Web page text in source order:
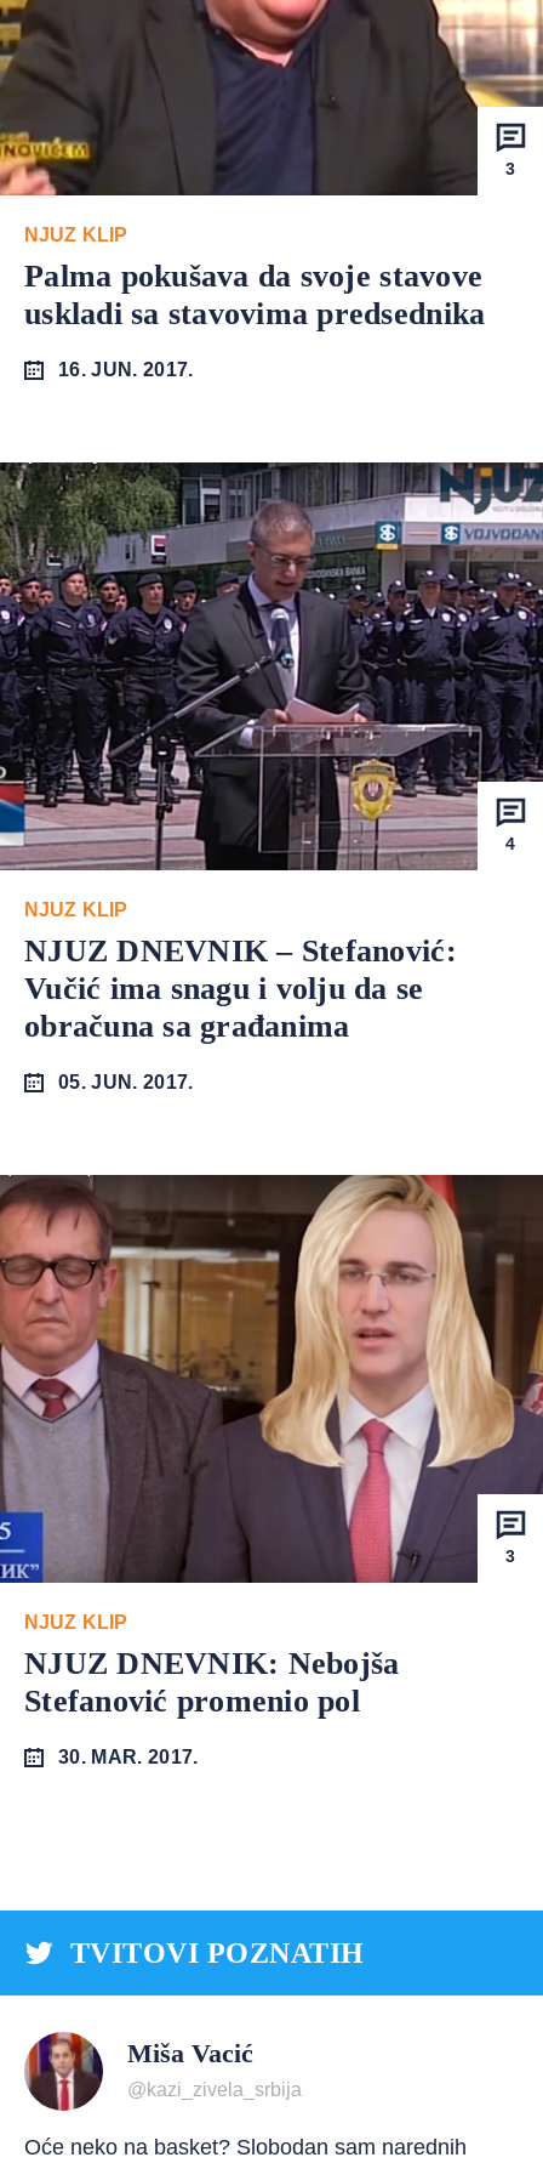
3
NJUZ KLIP
Palma pokušava da svoje stavove
uskladi sa stavovima predsednika
16. JUN. 2017.
4
NJUZ KLIP
NJUZ DNEVNIK – Stefanović:
Vučić ima snagu i volju da se
obračuna sa građanima
05. JUN. 2017.
3
NJUZ KLIP
NJUZ DNEVNIK: Nebojša
Stefanović promenio pol
30. MAR. 2017.
TVITOVI POZNATIH
Miša Vacić
@kazi_zivela_srbija
Oće neko na basket? Slobodan sam narednih